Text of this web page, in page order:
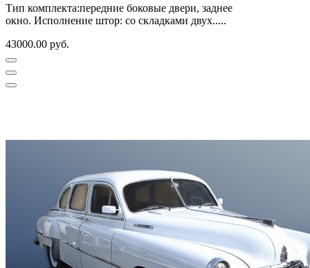
Тип комплекта:передние боковые двери, заднее
окно. Исполнение штор: со складками двух.....
43000.00 руб.